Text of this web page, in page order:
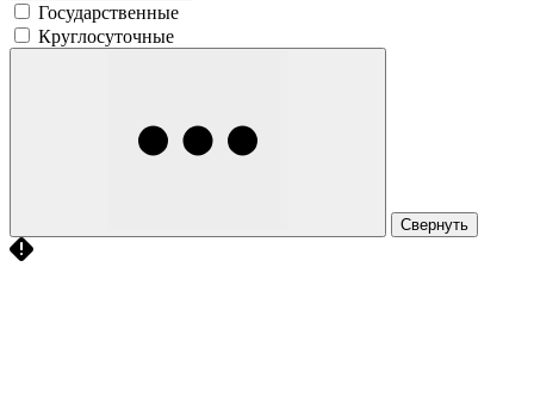
Государственные
Круглосуточные
Свернуть